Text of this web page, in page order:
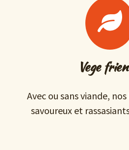
Vege
Avec ou sans viande,
savoureux et